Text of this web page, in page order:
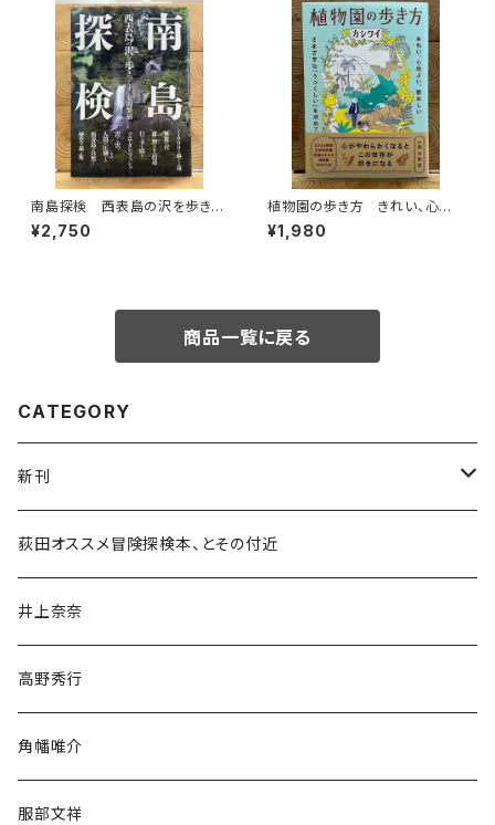
南島探検 西表島の沢を歩きつ
くす
¥2,750
植物園の歩き方 きれい、心地
よい、愛おしい さまざまな「うつ
くしい」を求めて
¥1,980
商品一覧に戻る
CATEGORY
新刊
和書
文学・小説・物語
随筆・ノンフィクション・その他
荻田オススメ冒険探検本、とその付近
井上奈奈
高野秀行
角幡唯介
服部文祥